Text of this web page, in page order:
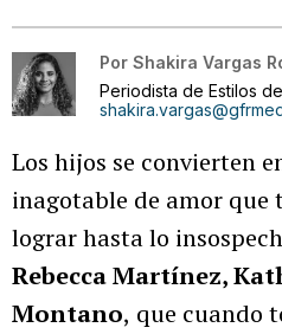
Por Shakira Vargas
Periodista de Estilos
Los hijos se convierten
inagotable de amor que
lograr hasta lo
Rebecca Martínez,
Montano, que cuando